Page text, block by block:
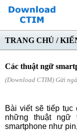
TRANG CHỦ /
Các thuật ngữ
(Download CTIM) Gửi
Bài viết sẽ tiếp
những thuật ngữ
smartphone như